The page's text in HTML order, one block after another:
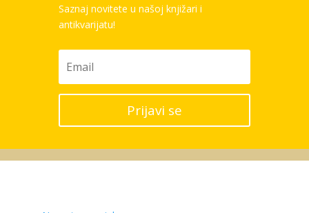
Saznaj novitete u našoj knjižari i
antikvarijatu!
Prijavi se